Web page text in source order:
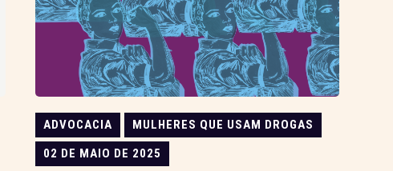
ADVOCACIA
MULHERES QUE USAM DROGAS
02 DE MAIO DE 2025